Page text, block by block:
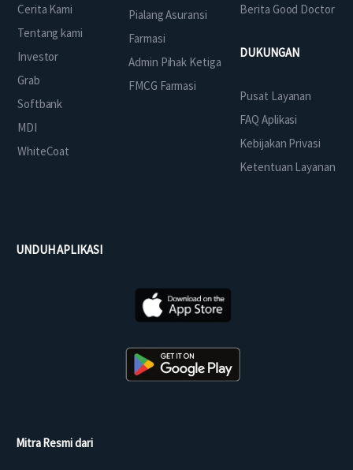
Cerita Kami
Tentang kami
Investor
Grab
Softbank
MDI
WhiteCoat
Pialang Asuransi
Farmasi
Admin Pihak Ketiga
FMCG Farmasi
Berita Good Doctor
DUKUNGAN
Pusat Layanan
FAQ Aplikasi
Kebijakan Privasi
Ketentuan Layanan
UNDUH APLIKASI
Mitra Resmi dari